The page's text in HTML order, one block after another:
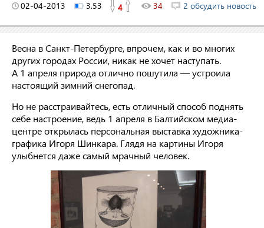
02-04-2013 3.53 4 34 2 обсудить новость
Весна в Санкт-Петербурге, впрочем, как и во многих
других городах России, никак не хочет наступать.
А 1 апреля природа отлично пошутила — устроила
настоящий зимний снегопад.
Но не расстраивайтесь, есть отличный способ поднять
себе настроение, ведь 1 апреля в Балтийском медиа-
центре открылась персональная выставка художника-
графика Игоря Шинкара. Глядя на картины Игоря
улыбнется даже самый мрачный человек.